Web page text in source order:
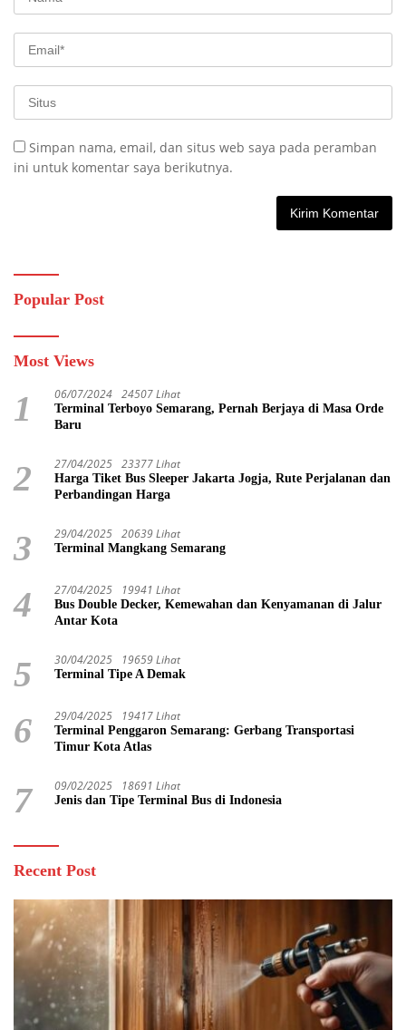
Simpan nama, email, dan situs web saya pada peramban
ini untuk komentar saya berikutnya.
Popular Post
Most Views
1 06/07/2024 24507 Lihat
Terminal Terboyo Semarang, Pernah Berjaya di Masa Orde
Baru
2 27/04/2025 23377 Lihat
Harga Tiket Bus Sleeper Jakarta Jogja, Rute Perjalanan dan
Perbandingan Harga
3 29/04/2025 20639 Lihat
Terminal Mangkang Semarang
4 27/04/2025 19941 Lihat
Bus Double Decker, Kemewahan dan Kenyamanan di Jalur
Antar Kota
5 30/04/2025 19659 Lihat
Terminal Tipe A Demak
6 29/04/2025 19417 Lihat
Terminal Penggaron Semarang: Gerbang Transportasi
Timur Kota Atlas
7 09/02/2025 18691 Lihat
Jenis dan Tipe Terminal Bus di Indonesia
Recent Post